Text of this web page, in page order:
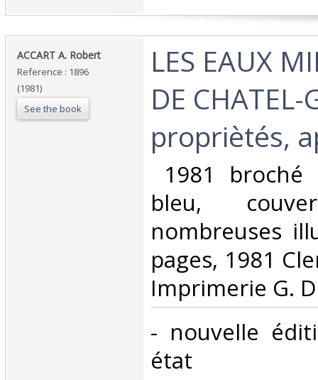
‎ACCART A. Robert‎
Reference : 1896
(1981)
See the book
‎LES EAUX
DE CHATEL-
propriètés,
1981
bleu,
nombreuses
pages, 1981
Imprimerie G.
‎- nouvelle
état ‎